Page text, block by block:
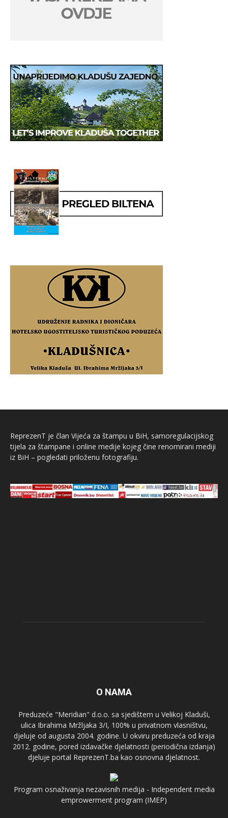
ReprezenT je član Vijeća za štampu u BiH, samoregulacijskog
tijela za štampane i online medije kojeg čine renomirani mediji
iz BiH – pogledati priloženu fotografiju.
O NAMA
Preduzeće "Meridian" d.o.o. sa sjedištem u Velikoj Kladuši,
ulica Ibrahima Mržljaka 3/I, 100% u privatnom vlasništvu,
djeluje od augusta 2004. godine. U okviru preduzeća od kraja
2012. godine, pored izdavačke djelatnosti (periodična izdanja)
djeluje portal ReprezenT.ba kao osnovna djelatnost.
Program osnaživanja nezavisnih medija - Independent media
emprowerment program (IMEP)